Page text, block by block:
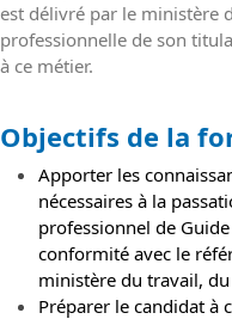
est délivré par le ministère
professionnelle de son
à ce métier.
Objectifs de la
Apporter les
nécessaires à la
professionnel de
conformité avec le
ministère du travail,
Préparer le candidat à